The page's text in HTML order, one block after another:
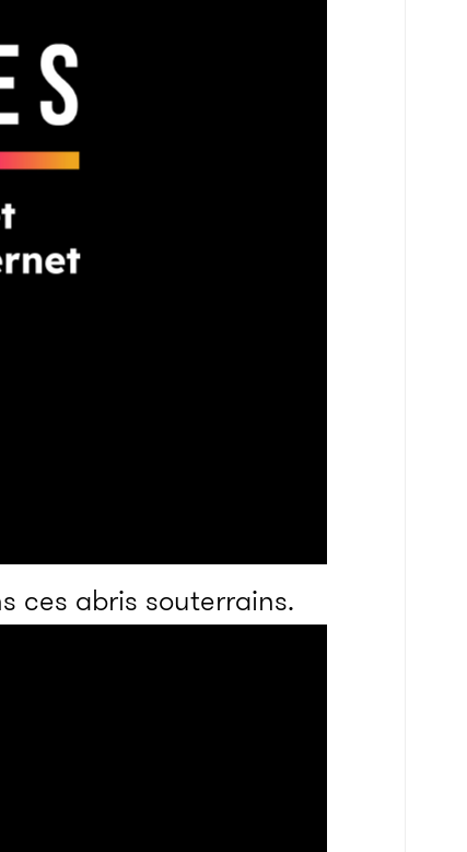
ces abris souterrains.